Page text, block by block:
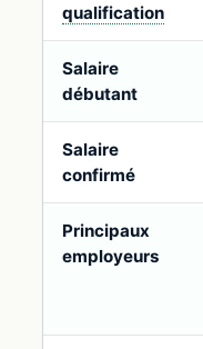
qualification
Salaire
débutant
Salaire
confirmé
Principaux
employeurs